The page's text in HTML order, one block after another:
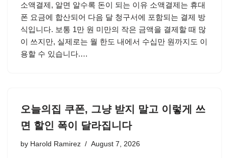
소액결제, 알면 알수록 돈이 되는 이유 소액결제는 휴대
폰 요금에 합산되어 다음 달 청구서에 포함되는 결제 방
식입니다. 보통 1만 원 미만의 작은 금액을 결제할 때 많
이 쓰지만, 실제로는 월 한도 내에서 수십만 원까지도 이
용할 수 있습니다.…
오늘의집 쿠폰, 그냥 받지 말고 이렇게 쓰
면 할인 폭이 달라집니다
by Harold Ramirez August 7, 2026